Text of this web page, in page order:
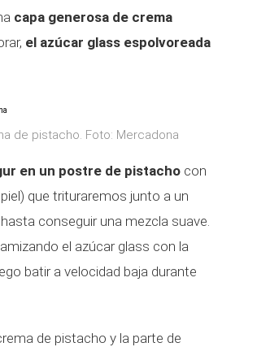
capa generosa de crema
el azúcar glass espolvoreada
de pistacho. Foto: Mercadona
en un postre de pistacho con
que trituraremos junto a un
conseguir una mezcla suave.
el azúcar glass con la
batir a velocidad baja durante
de pistacho y la parte de